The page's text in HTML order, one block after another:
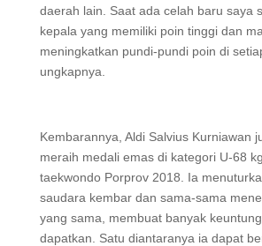
daerah lain. Saat ada celah baru saya
kepala yang memiliki poin tinggi dan
meningkatkan pundi-pundi poin di
ungkapnya.
Kembarannya, Aldi Salvius Kurniawan
meraih medali emas di kategori U-68
taekwondo Porprov 2018. Ia
saudara kembar dan sama-sama
yang sama, membuat banyak
dapatkan. Satu diantaranya ia dapat